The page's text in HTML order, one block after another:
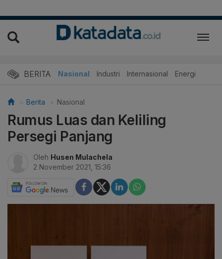
BERITA Nasional Industri Internasional Energi
Berita Nasional
Rumus Luas dan Keliling
Persegi Panjang
Oleh Husen Mulachela
2 November 2021, 15:36